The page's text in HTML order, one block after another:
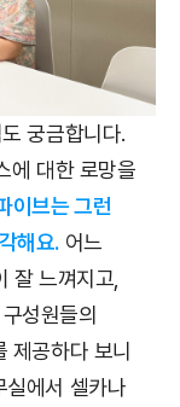
궁금합니다.
에 대한 로망을
이브는 그런
해요. 어느
잘 느껴지고,
성원들의
제공하다 보니
실에서 셀카나